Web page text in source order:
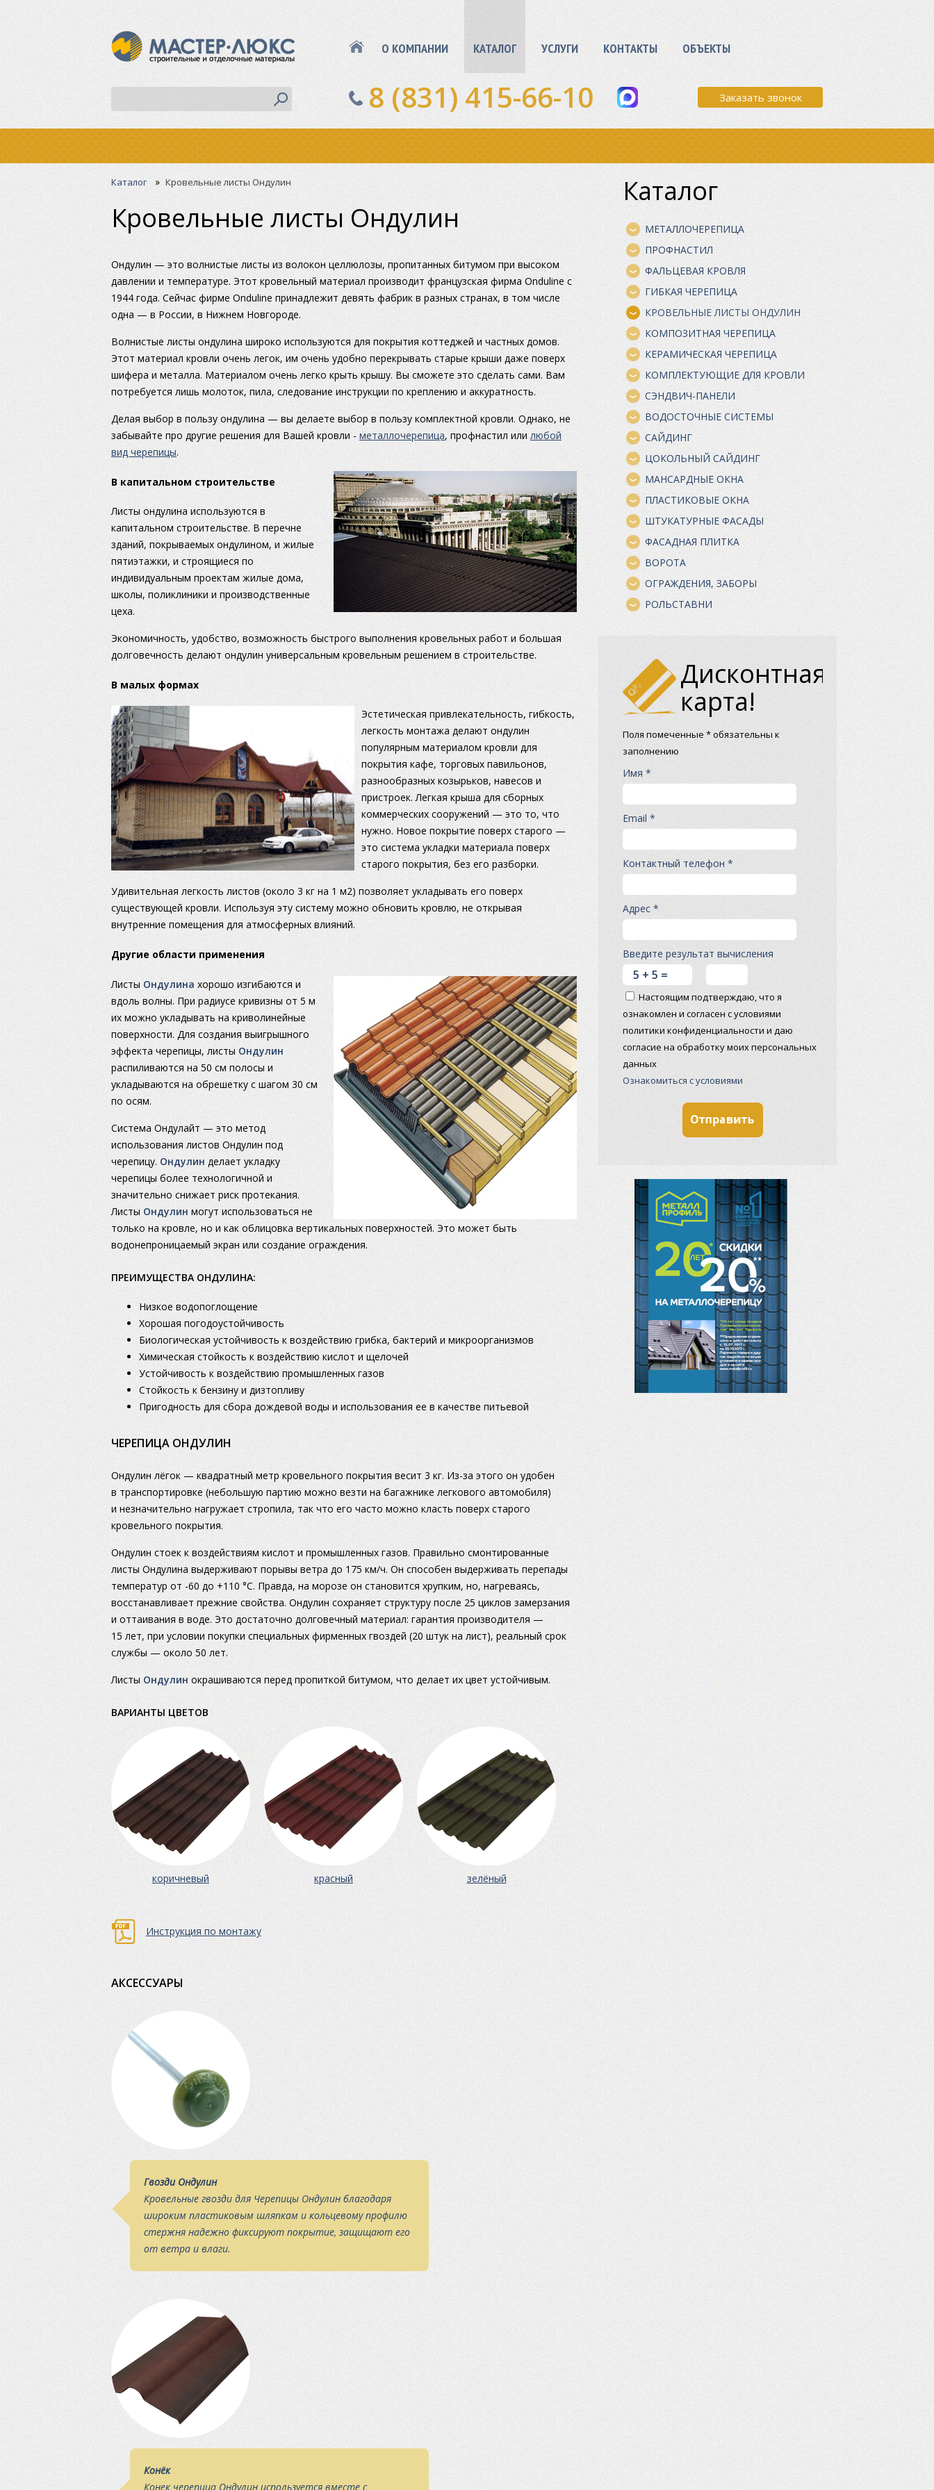
О КОМПАНИИ КАТАЛОГ УСЛУГИ КОНТАКТЫ ОБЪЕКТЫ
Заказать звонок
8 (831) 415-66-10
Каталог» Кровельные листы Ондулин
Кровельные листы Ондулин
Ондулин — это волнистые листы из волокон целлюлозы, пропитанных битумом при высоком
давлении и температуре. Этот кровельный материал производит французская фирма Onduline с
1944 года. Сейчас фирме Onduline принадлежит девять фабрик в разных странах, в том числе
одна — в России, в Нижнем Новгороде.
Волнистые листы ондулина широко используются для покрытия коттеджей и частных домов.
Этот материал кровли очень легок, им очень удобно перекрывать старые крыши даже поверх
шифера и металла. Материалом очень легко крыть крышу. Вы сможете это сделать сами. Вам
потребуется лишь молоток, пила, следование инструкции по креплению и аккуратность.
Делая выбор в пользу ондулина — вы делаете выбор в пользу комплектной кровли. Однако, не
забывайте про другие решения для Вашей кровли - металлочерепица, профнастил или любой
вид черепицы.
В капитальном строительстве
Листы ондулина используются в
капитальном строительстве. В перечне
зданий, покрываемых ондулином, и жилые
пятиэтажки, и строящиеся по
индивидуальным проектам жилые дома,
школы, поликлиники и производственные
цеха.
Экономичность, удобство, возможность быстрого выполнения кровельных работ и большая
долговечность делают ондулин универсальным кровельным решением в строительстве.
В малых формах
Эстетическая привлекательность, гибкость,
легкость монтажа делают ондулин
популярным материалом кровли для
покрытия кафе, торговых павильонов,
разнообразных козырьков, навесов и
пристроек. Легкая крыша для сборных
коммерческих сооружений — это то, что
нужно. Новое покрытие поверх старого —
это система укладки материала поверх
старого покрытия, без его разборки.
Удивительная легкость листов (около 3 кг на 1 м2) позволяет укладывать его поверх
существующей кровли. Используя эту систему можно обновить кровлю, не открывая
внутренние помещения для атмосферных влияний.
Другие области применения
Листы Ондулина хорошо изгибаются и
вдоль волны. При радиусе кривизны от 5 м
их можно укладывать на криволинейные
поверхности. Для создания выигрышного
эффекта черепицы, лиcты Ондулин
распиливаются на 50 см полосы и
укладываются на обрешетку с шагом 30 см
по осям.
Система Ондулайт — это метод
использования листов Ондулин под
черепицу. Ондулин делает укладку
черепицы более технологичной и
значительно снижает риск протекания.
Листы Ондулин могут использоваться не
только на кровле, но и как облицовка вертикальных поверхностей. Это может быть
водонепроницаемый экран или создание ограждения.
ПРЕИМУЩЕСТВА ОНДУЛИНА:
Низкое водопоглощение
Хорошая погодоустойчивость
Биологическая устойчивость к воздействию грибка, бактерий и микроорганизмов
Химическая стойкость к воздействию кислот и щелочей
Устойчивость к воздействию промышленных газов
Стойкость к бензину и дизтопливу
Пригодность для сбора дождевой воды и использования ее в качестве питьевой
ЧЕРЕПИЦА ОНДУЛИН
Ондулин лёгок — квадратный метр кровельного покрытия весит 3 кг. Из-за этого он удобен
в транспортировке (небольшую партию можно везти на багажнике легкового автомобиля)
и незначительно нагружает стропила, так что его часто можно класть поверх старого
кровельного покрытия.
Ондулин стоек к воздействиям кислот и промышленных газов. Правильно смонтированные
листы Ондулина выдерживают порывы ветра до 175 км/ч. Он способен выдерживать перепады
температур от -60 до +110 °С. Правда, на морозе он становится хрупким, но, нагреваясь,
восстанавливает прежние свойства. Ондулин сохраняет структуру после 25 циклов замерзания
и оттаивания в воде. Это достаточно долговечный материал: гарантия производителя —
15 лет, при условии покупки специальных фирменных гвоздей (20 штук на лист), реальный срок
службы — около 50 лет.
Листы Ондулин окрашиваются перед пропиткой битумом, что делает их цвет устойчивым.
ВАРИАНТЫ ЦВЕТОВ
коричневый красный зелёный
Инструкция по монтажу
АКСЕСCУАРЫ
Гвозди Ондулин
Кровельные гвозди для Черепицы Ондулин благодаря
широким пластиковым шляпкам и кольцевому профилю
стержня надежно фиксируют покрытие, защищают его
от ветра и влаги.
Конёк
Конек черепица Ондулин используется вместе с
Каталог
МЕТАЛЛОЧЕРЕПИЦА
ПРОФНАСТИЛ
ФАЛЬЦЕВАЯ КРОВЛЯ
ГИБКАЯ ЧЕРЕПИЦА
КРОВЕЛЬНЫЕ ЛИСТЫ ОНДУЛИН
КОМПОЗИТНАЯ ЧЕРЕПИЦА
КЕРАМИЧЕСКАЯ ЧЕРЕПИЦА
КОМПЛЕКТУЮЩИЕ ДЛЯ КРОВЛИ
СЭНДВИЧ-ПАНЕЛИ
ВОДОСТОЧНЫЕ СИСТЕМЫ
САЙДИНГ
ЦОКОЛЬНЫЙ САЙДИНГ
МАНСАРДНЫЕ ОКНА
ПЛАСТИКОВЫЕ ОКНА
ШТУКАТУРНЫЕ ФАСАДЫ
ФАСАДНАЯ ПЛИТКА
ВОРОТА
ОГРАЖДЕНИЯ, ЗАБОРЫ
РОЛЬСТАВНИ
Дисконтная
карта!
Поля помеченные * обязательны к
заполнению
Имя *
Email *
Контактный телефон *
Адрес *
Введите результат вычисления
Настоящим подтверждаю, что я
ознакомлен и согласен с условиями
политики конфиденциальности и даю
согласие на обработку моих персональных
данных
Ознакомиться с условиями